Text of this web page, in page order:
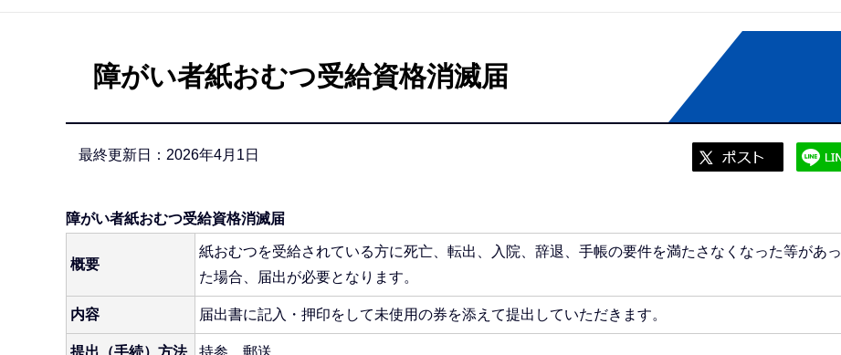
障がい者紙おむつ受給資格消滅届
最終更新日：2026年4月1日
障がい者紙おむつ受給資格消滅届
概要
紙おむつを受給されている方に死亡、転出、入院、辞退、手帳の要件を満たさなくなった等があっ
た場合、届出が必要となります。
内容 届出書に記入・押印をして未使用の券を添えて提出していただきます。
提出（手続）方法 持参、郵送